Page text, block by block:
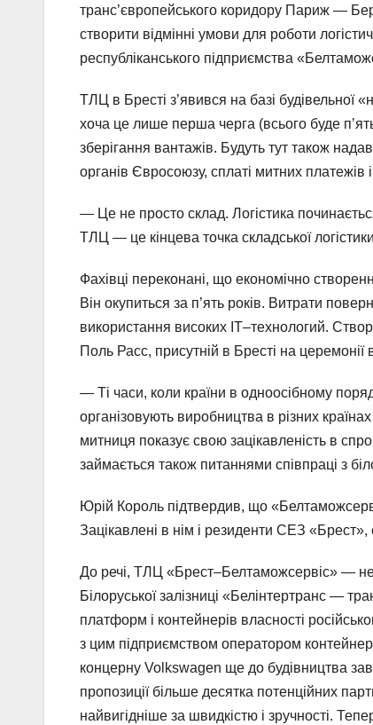
транс’європейського коридору Париж —
створити відмінні умови для роботи
республіканського підприємства
ТЛЦ в Бресті з’явився на базі будівельної
хоча це лише перша черга (всього буде
зберігання вантажів. Будуть тут також
органів Євросоюзу, сплаті митних платежів
— Це не просто склад. Логістика
ТЛЦ — це кінцева точка складської
Фахівці переконані, що економічно
Він окупиться за п’ять років. Витрати
використання високих ІТ–технологий.
Поль Расс, присутній в Бресті на церемонії
— Ті часи, коли країни в одноосібному
організовують виробництва в різних
митниця показує свою зацікавленість в
займається також питаннями співпраці з
Юрій Король підтвердив, що
Зацікавлені в нім і резиденти СЕЗ
До речі, ТЛЦ «Брест–Белтаможсервіс» — не
Білоруської залізниці «Белінтертранс —
платформ і контейнерів власності
з цим підприємством оператором
концерну Volkswagen ще до будівництва
пропозиції більше десятка потенційних
найвигідніше за швидкістю і зручності.